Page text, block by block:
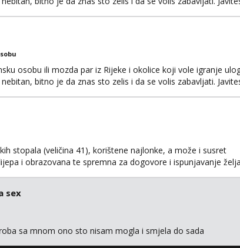
osobu ili mozda par iz Rijeke i okolice koji vole igranje
bitno je da znas sto zelis i da se volis zabavljati.
stopala (veličina 41), korištene najlonke, a može i susret
i obrazovana te spremna za dogovore i ispunjavanje
sex
sa mnom ono sto nisam mogla i smjela do sada